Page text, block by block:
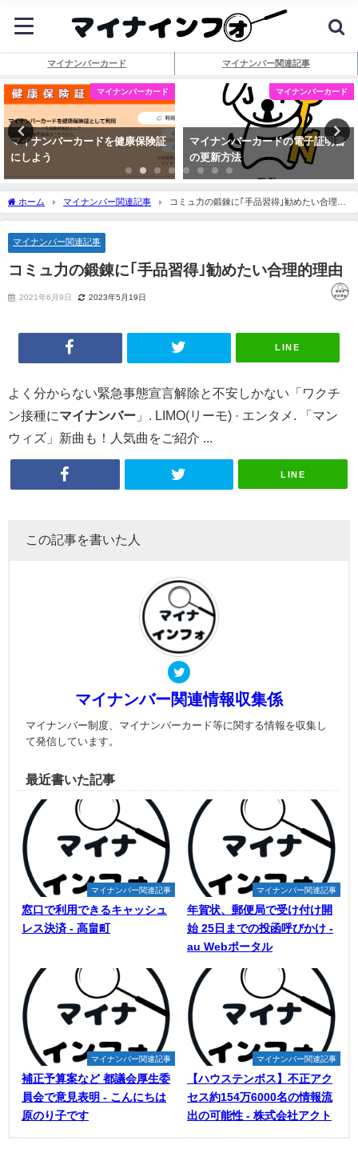
マイナンバーカード マイナンバー関連記事
マイナンバーカード
マイナンバーカードを健康保険証
にしよう
マイナンバーカード
マイナンバーカードの電子証明書
の更新方法
ホーム マイナンバー関連記事
コミュ力の鍛錬に｢手品習得｣勧めたい合理的
理由
マイナンバー関連記事
コミュ力の鍛錬に｢手品習得｣勧めたい合理的理由
2021年6月9日 2023年5月19日
LINE
よく分からない緊急事態宣言解除と不安しかない「ワクチ
ン接種にマイナンバー 」. LIMO(リーモ) · エンタメ. 「マン
ウィズ」新曲も！人気曲をご紹介 ...
LINE
この記事を書いた人
マイナンバー関連情報収集係
マイナンバー制度、マイナンバーカード等に関する情報を収集し
て発信しています。
最近書いた記事
マイナンバー関連記事
窓口で利用できるキャッシュ
レス決済 - 高畠町
マイナンバー関連記事
年賀状、郵便局で受け付け開
始 25日までの投函呼びかけ -
au Webポータル
マイナンバー関連記事
補正予算案など 都議会厚生委
員会で意見表明 - こんにちは
原のり子です
マイナンバー関連記事
【ハウステンボス】不正アク
セス約154万6000名の情報流
出の可能性 - 株式会社アクト